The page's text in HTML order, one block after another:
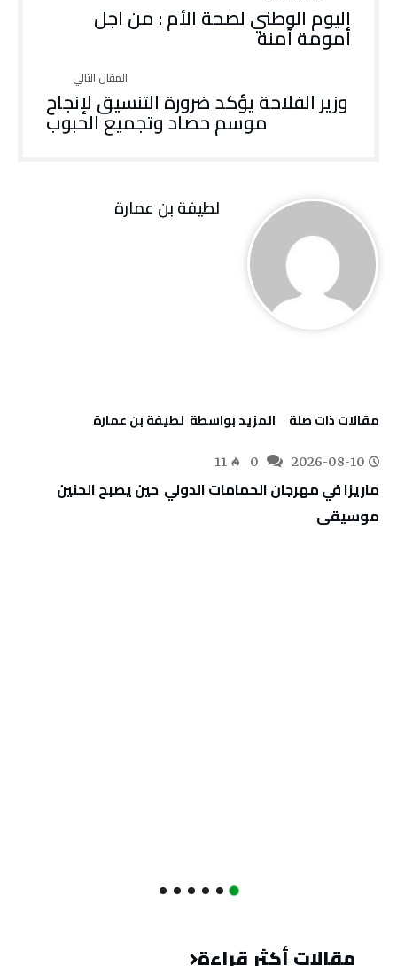
اليوم الوطني لصحة الأم : من اجل
أمومة آمنة
وزير الفلاحة يؤكد ضرورة التنسيق لإنجاح
موسم حصاد وتجميع الحبوب
لطيفة بن عمارة
‫مقالات ذات صلة‬ ‫‫المزيد بواسطة‬ ‬ لطيفة بن عمارة
2026-08-10
11
‬موسيقى
مقالات أكثر قراءة